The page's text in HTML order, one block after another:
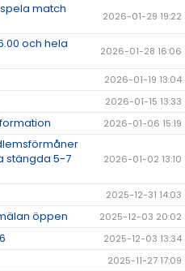
match
2026-01-29 19:22
och hela
2026-01-28 16:06
2026-01-19 13:04
2026-01-15 13:33
2026-01-06 15:19
stängda 5-7
2026-01-02 13:10
2025-12-31 14:03
öppen 2025-12-03 20:02
2025-12-03 13:34
2025-11-27 17:09